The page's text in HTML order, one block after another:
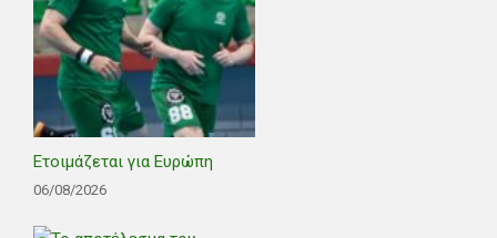
Ετοιμάζεται για Ευρώπη
06/08/2026